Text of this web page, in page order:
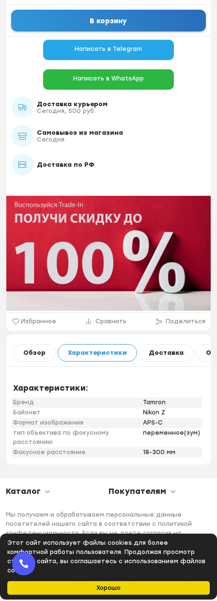
Хорошо
Этот сайт использует файлы cookies для более
комфортной работы пользователя. Продолжая просмотр
страниц сайта, вы соглашаетесь с использованием файлов
cookies.
Избранное
В корзину
Написать в Telegram
Написать в WhatsApp
Доставка курьером
Сегодня, 500 руб.
Самовывоз из магазина
Сегодня
Доставка по РФ
Избранное Сравнить Поделиться
Обзор Характеристики Доставка
Характеристики:
Бренд
Tamron
Байонет
Nikon Z
Формат изображения
APS-C
тип объектива по фокусному
расстоянию
переменное(зум)
Фокусное расстояние 18-300 мм
Каталог Покупателям
Мы получаем и обрабатываем персональные данные
посетителей нашего сайта в соответствии с политикой
конфеденциальности. Если вы не даете согласия на
обработку своих персональных данных, вам необходимо
покинуть наш сайт.